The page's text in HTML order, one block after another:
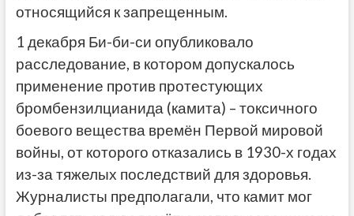
относящийся к запрещенным.
1 декабря Би-би-си опубликовало
расследование, в котором допускалось
применение против протестующих
бромбензилцианида (камита) – токсичного
боевого вещества времён Первой мировой
войны, от которого отказались в 1930-х годах
из-за тяжелых последствий для здоровья.
Журналисты предполагали, что камит мог